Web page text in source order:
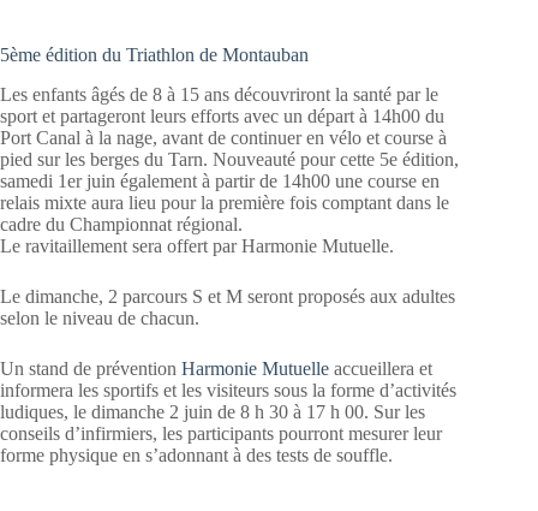
5ème édition du Triathlon de Montauban
Les enfants âgés de 8 à 15 ans découvriront la santé par le
sport et partageront leurs efforts avec un départ à 14h00 du
Port Canal à la nage, avant de continuer en vélo et course à
pied sur les berges du Tarn. Nouveauté pour cette 5e édition,
samedi 1er juin également à partir de 14h00 une course en
relais mixte aura lieu pour la première fois comptant dans le
cadre du Championnat régional.
Le ravitaillement sera offert par Harmonie Mutuelle.
Le dimanche, 2 parcours S et M seront proposés aux adultes
selon le niveau de chacun.
Un stand de prévention Harmonie Mutuelle accueillera et
informera les sportifs et les visiteurs sous la forme d’activités
ludiques, le dimanche 2 juin de 8 h 30 à 17 h 00. Sur les
conseils d’infirmiers, les participants pourront mesurer leur
forme physique en s’adonnant à des tests de souffle.